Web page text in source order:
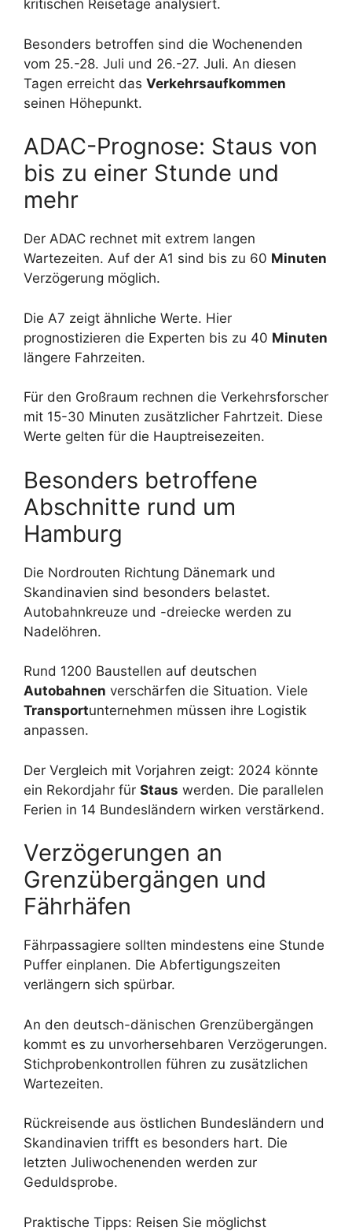
kritischen Reisetage analysiert.
Besonders betroffen sind die Wochenenden
vom 25.-28. Juli und 26.-27. Juli. An diesen
Tagen erreicht das Verkehrsaufkommen
seinen Höhepunkt.
ADAC-Prognose: Staus von
bis zu einer Stunde und
mehr
Der ADAC rechnet mit extrem langen
Wartezeiten. Auf der A1 sind bis zu 60 Minuten
Verzögerung möglich.
Die A7 zeigt ähnliche Werte. Hier
prognostizieren die Experten bis zu 40 Minuten
längere Fahrzeiten.
Für den Großraum rechnen die Verkehrsforscher
mit 15-30 Minuten zusätzlicher Fahrtzeit. Diese
Werte gelten für die Hauptreisezeiten.
Besonders betroffene
Abschnitte rund um
Hamburg
Die Nordrouten Richtung Dänemark und
Skandinavien sind besonders belastet.
Autobahnkreuze und -dreiecke werden zu
Nadelöhren.
Rund 1200 Baustellen auf deutschen
Autobahnen verschärfen die Situation. Viele
Transportunternehmen müssen ihre Logistik
anpassen.
Der Vergleich mit Vorjahren zeigt: 2024 könnte
ein Rekordjahr für Staus werden. Die parallelen
Ferien in 14 Bundesländern wirken verstärkend.
Verzögerungen an
Grenzübergängen und
Fährhäfen
Fährpassagiere sollten mindestens eine Stunde
Puffer einplanen. Die Abfertigungszeiten
verlängern sich spürbar.
An den deutsch-dänischen Grenzübergängen
kommt es zu unvorhersehbaren Verzögerungen.
Stichprobenkontrollen führen zu zusätzlichen
Wartezeiten.
Rückreisende aus östlichen Bundesländern und
Skandinavien trifft es besonders hart. Die
letzten Juliwochenenden werden zur
Geduldsprobe.
Praktische Tipps: Reisen Sie möglichst